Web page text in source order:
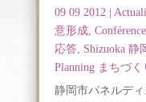
09 09 2012
意形成,
応答, Shizuoka 静
Planning まちづく
静岡市パネルデ